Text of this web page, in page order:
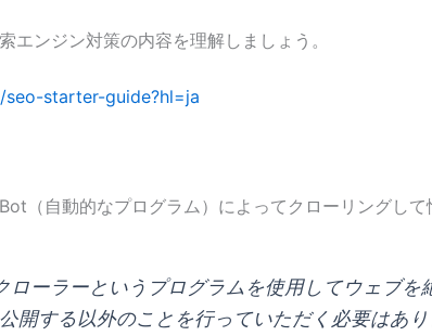
ンジン対策の内容を理解しましょう。
starter-guide?hl=ja
（自動的なプログラム）によってクローリングして
ーラーというプログラムを使用してウェブ
開する以外のことを行っていただく必要はあ